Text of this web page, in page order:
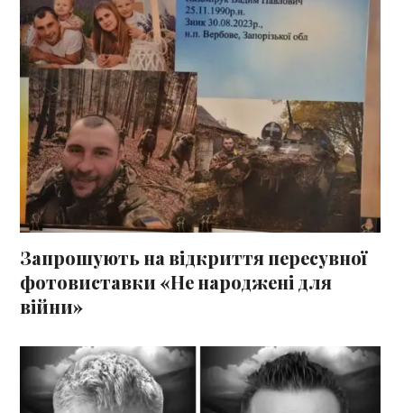
Запрошують на відкриття пересувної
фотовиставки «Не народжені для
війни»